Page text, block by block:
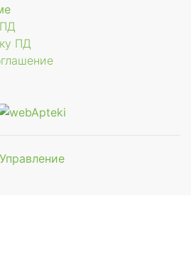
ПД
УправлениеМы будем